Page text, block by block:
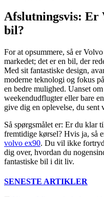
Afslutningsvis: Er
bil?
For at opsummere, så er
markedet; det er en bil, der
Med sit fantastiske design,
moderne teknologi og fokus
en bedre mulighed. Uanset
weekendudflugter eller bare
give dig en oplevelse, du sent
Så spørgsmålet er: Er du klar
fremtidige kørsel? Hvis ja, så
volvo ex90. Du vil ikke
dig over, hvordan du
fantastiske bil i dit liv.
SENESTE ARTIKLER